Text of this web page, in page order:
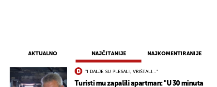
AKTUALNO NAJČITANIJE NAJKOMENTIRANIJE
"I DALJE SU PLESALI, VRIŠTALI..."
Turisti mu zapalili apartman: "U 30 minuta